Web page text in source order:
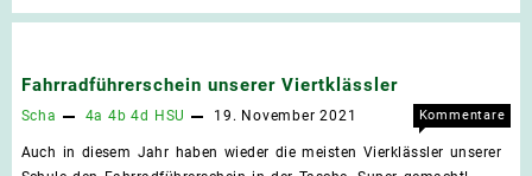
Fahrradführerschein unserer Viertklässler
Scha 4a 4b 4d HSU 19. November 2021
Kommentare
Auch in diesem Jahr haben wieder die meisten Vierklässler unserer